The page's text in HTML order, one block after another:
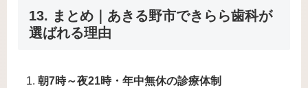
13. まとめ｜あきる野市できらら歯科が
選ばれる理由
朝7時～夜21時・年中無休の診療体制